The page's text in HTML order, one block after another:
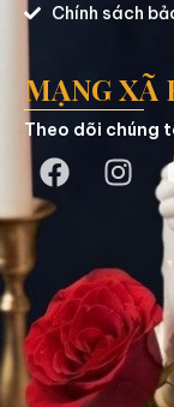
Chính sách
MẠNG XÃ
Theo dõi chúng